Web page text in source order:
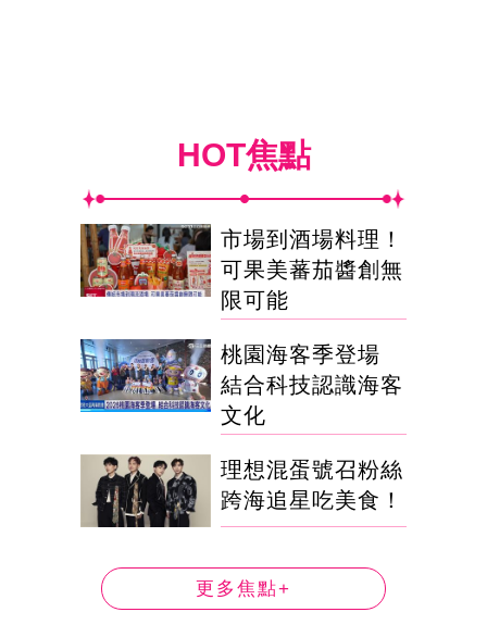
HOT焦點
市場到酒場料理！
可果美蕃茄醬創無
限可能
桃園海客季登場
結合科技認識海客
文化
理想混蛋號召粉絲
跨海追星吃美食！
更多焦點+